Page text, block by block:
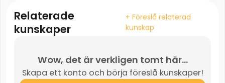
Relaterade
kunskaper
+ Föreslå relaterad
kunskap
Wow, det är verkligen tomt här...
Skapa ett konto och börja föreslå kunskaper!